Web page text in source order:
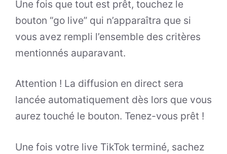
Une fois que tout est prêt, touchez le
bouton “go live” qui n’apparaîtra que si
vous avez rempli l’ensemble des critères
mentionnés auparavant.
Attention ! La diffusion en direct sera
lancée automatiquement dès lors que vous
aurez touché le bouton. Tenez-vous prêt !
Une fois votre live TikTok terminé, sachez